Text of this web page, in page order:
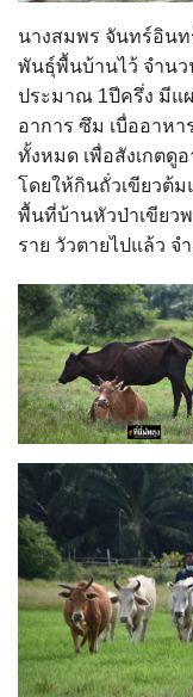
นางสมพร จันทร์อินท
พันธุ์พื้นบ้านไว้ จำนว
ประมาณ 1ปีครึ่ง มีแ
อาการ ซึม เบื่ออาหา
ทั้งหมด เพื่อสังเกตดู
โดยให้กินถั่วเขียวต้ม
พื้นที่บ้านหัวป่าเขียว
ราย วัวตายไปแล้ว จ